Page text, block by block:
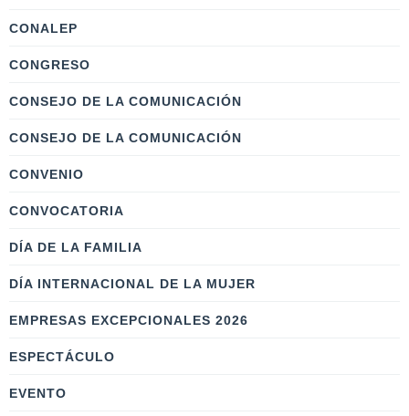
CONALEP
CONGRESO
CONSEJO DE LA COMUNICACIÓN
CONSEJO DE LA COMUNICACIÓN
CONVENIO
CONVOCATORIA
DÍA DE LA FAMILIA
DÍA INTERNACIONAL DE LA MUJER
EMPRESAS EXCEPCIONALES 2026
ESPECTÁCULO
EVENTO